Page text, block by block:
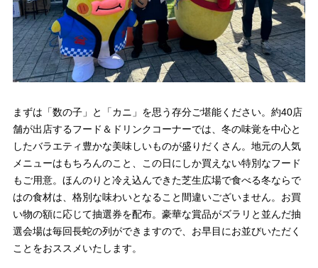
まずは「数の子」と「カニ」を思う存分ご堪能ください。約40店
舗が出店するフード＆ドリンクコーナーでは、冬の味覚を中心と
したバラエティ豊かな美味しいものが盛りだくさん。地元の人気
メニューはもちろんのこと、この日にしか買えない特別なフード
もご用意。ほんのりと冷え込んできた芝生広場で食べる冬ならで
はの食材は、格別な味わいとなること間違いございません。お買
い物の額に応じて抽選券を配布。豪華な賞品がズラリと並んだ抽
選会場は毎回長蛇の列ができますので、お早目にお並びいただく
ことをおススメいたします。